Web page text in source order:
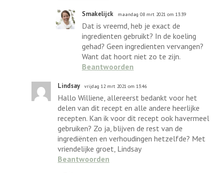
Smakelijck maandag 08 mrt 2021 om 13:39
Dat is vreemd, heb je exact de
ingredienten gebruikt? In de koeling
gehad? Geen ingredienten vervangen?
Want dat hoort niet zo te zijn.
Beantwoorden
Lindsay vrijdag 12 mrt 2021 om 13:46
Hallo Williene, allereerst bedankt voor het
delen van dit recept en alle andere heerlijke
recepten. Kan ik voor dit recept ook havermeel
gebruiken? Zo ja, blijven de rest van de
ingrediënten en verhoudingen hetzelfde? Met
vriendelijke groet, Lindsay
Beantwoorden